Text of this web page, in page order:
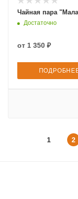
Чайная пара
Достаточно
от 1 350 ₽
1 2